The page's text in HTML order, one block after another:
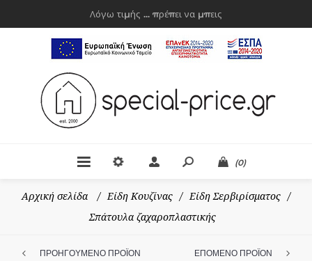
Λόγω τιμής ... πρέπει να μπεις
(0)
Αρχική σελίδα / Είδη Κουζίνας / Είδη Σερβιρίσματος
/
Σπάτουλα ζαχαροπλαστικής
ΠΡΟΗΓΟΥΜΕΝΟ ΠΡΟΪΟΝ ΕΠΟΜΕΝΟ ΠΡΟΪΟΝ